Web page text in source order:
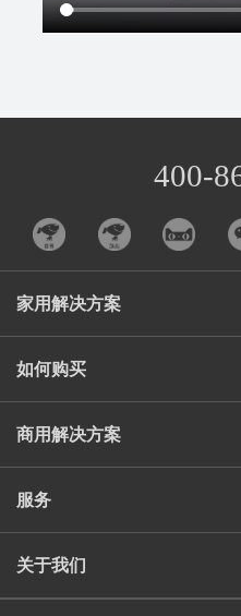
400-
家用解决方案
如何购买
商用解决方案
服务
关于我们